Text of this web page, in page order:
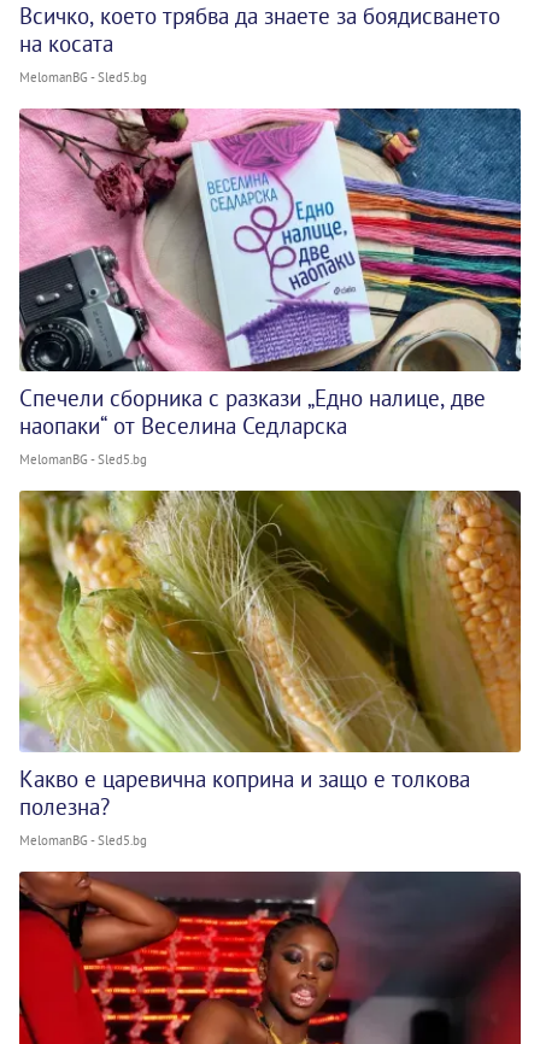
Всичко, което трябва да знаете за боядисването
на косата
MelomanBG - Sled5.bg
Спечели сборника с разкази „Едно налице, две
наопаки“ от Веселина Седларска
MelomanBG - Sled5.bg
Какво е царевична коприна и защо е толкова
полезна?
MelomanBG - Sled5.bg